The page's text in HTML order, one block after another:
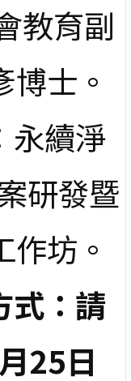
教育副
博士。
永續淨
研發暨
坊。
式：請
25日